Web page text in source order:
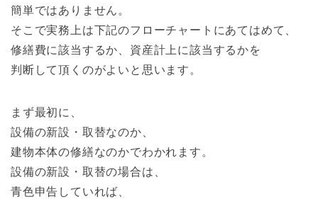
簡単ではありません。
そこで実務上は下記のフローチャートにあてはめて、
修繕費に該当するか、資産計上に該当するかを
判断して頂くのがよいと思います。
まず最初に、
設備の新設・取替なのか、
建物本体の修繕なのかでわかれます。
設備の新設・取替の場合は、
青色申告していれば、